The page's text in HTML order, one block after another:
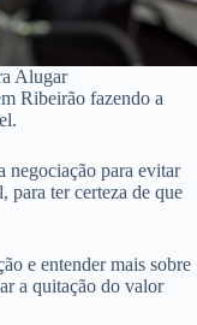
Alugar
Ribeirão fazendo a
negociação para evitar
para ter certeza de que
e entender mais sobre
a quitação do valor